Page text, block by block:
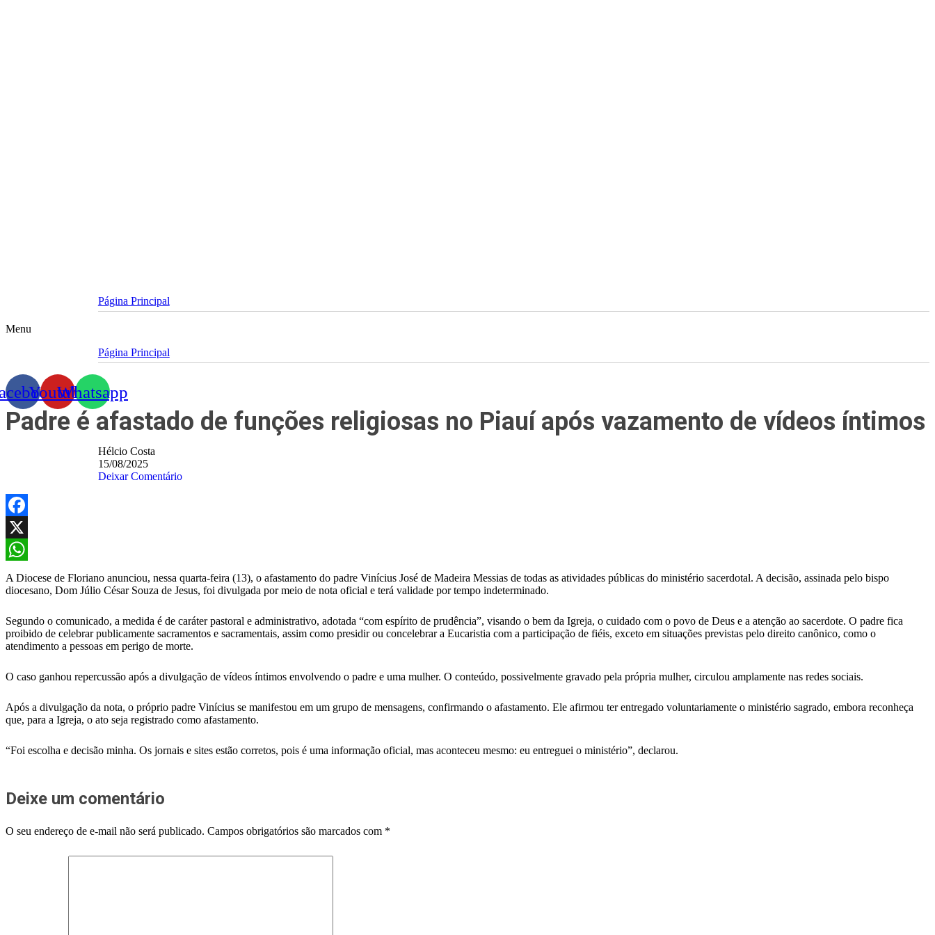
Página Principal
Menu
Página Principal
YoutubeWhatsapp
Padre é afastado de funções religiosas no Piauí após vazamento de vídeos íntimos
Hélcio Costa
15/08/2025
Deixar Comentário
Facebook
X
WhatsApp
A Diocese de Floriano anunciou, nessa quarta-feira (13), o afastamento do padre Vinícius José de Madeira Messias de todas as atividades públicas do ministério sacerdotal. A decisão, assinada pelo bispo
diocesano, Dom Júlio César Souza de Jesus, foi divulgada por meio de nota oficial e terá validade por tempo indeterminado.
Segundo o comunicado, a medida é de caráter pastoral e administrativo, adotada “com espírito de prudência”, visando o bem da Igreja, o cuidado com o povo de Deus e a atenção ao sacerdote. O padre fica
proibido de celebrar publicamente sacramentos e sacramentais, assim como presidir ou concelebrar a Eucaristia com a participação de fiéis, exceto em situações previstas pelo direito canônico, como o
atendimento a pessoas em perigo de morte.
O caso ganhou repercussão após a divulgação de vídeos íntimos envolvendo o padre e uma mulher. O conteúdo, possivelmente gravado pela própria mulher, circulou amplamente nas redes sociais.
Após a divulgação da nota, o próprio padre Vinícius se manifestou em um grupo de mensagens, confirmando o afastamento. Ele afirmou ter entregado voluntariamente o ministério sagrado, embora reconheça
que, para a Igreja, o ato seja registrado como afastamento.
“Foi escolha e decisão minha. Os jornais e sites estão corretos, pois é uma informação oficial, mas aconteceu mesmo: eu entreguei o ministério”, declarou.
Deixe um comentário
O seu endereço de e-mail não será publicado. Campos obrigatórios são marcados com *